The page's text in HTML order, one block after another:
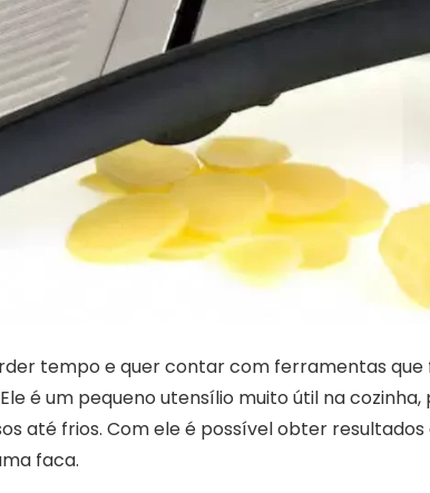
tempo e quer contar com ferramentas
é um pequeno utensílio muito útil na
até frios. Com ele é possível obter resultados
faca.